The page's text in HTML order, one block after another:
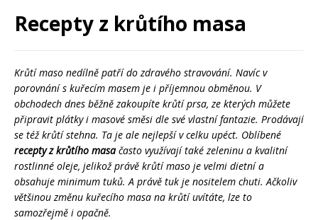
Recepty z krůtího masa
Krůtí maso nedílně patří do zdravého stravování. Navíc v
porovnání s kuřecím masem je i příjemnou obměnou. V
obchodech dnes běžně zakoupíte krůtí prsa, ze kterých můžete
připravit plátky i masové směsi dle své vlastní fantazie. Prodávají
se též krůtí stehna. Ta je ale nejlepší v celku upéct. Oblíbené
recepty z krůtího masačasto využívají také zeleninu a kvalitní
rostlinné oleje, jelikož právě krůtí maso je velmi dietní a
obsahuje minimum tuků. A právě tuk je nositelem chuti. Ačkoliv
většinou změnu kuřecího masa na krůtí uvítáte, lze to
samozřejmě i opačně.